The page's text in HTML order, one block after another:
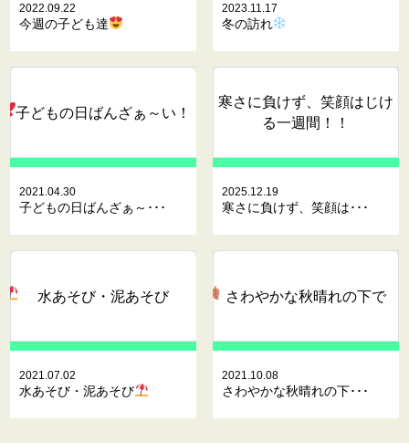
2022.09.22
今週の子ども達
2023.11.17
冬の訪れ
子どもの日ばんざぁ～い ！
2021.04.30
子どもの日ばんざぁ～･･･
寒さに負けず、笑顔はじけ
る一週間！！
2025.12.19
寒さに負けず、笑顔は･･･
水あそび・泥あそび
2021.07.02
水あそび・泥あそび
さわやかな秋晴れの下で
2021.10.08
さわやかな秋晴れの下･･･